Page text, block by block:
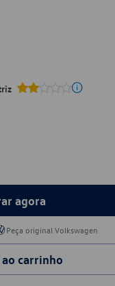
agora
Peça original Volkswagen
carrinho